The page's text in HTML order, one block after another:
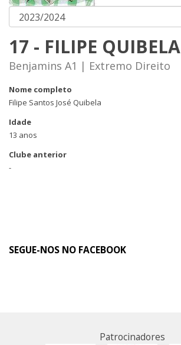
17 - FILIPE QUIBELA
Benjamins A1 | Extremo Direito
Nome completo
Filipe Santos José Quibela
Idade
13 anos
Clube anterior
-
SEGUE-NOS NO FACEBOOK
Patrocinadores